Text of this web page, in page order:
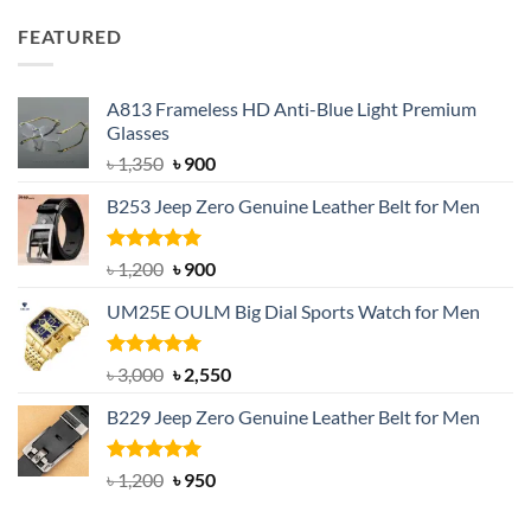
FEATURED
A813 Frameless HD Anti-Blue Light Premium
Glasses
৳1,350 Original
was:
৳ 1,350.
৳900Current
is:
B253 Jeep Zero Genuine Leather Belt for Men
Rated5.00
out of 5
৳1,200 Original
was:
৳ 1,200.
৳900Current
is:
UM25E OULM Big Dial Sports Watch for Men
Rated5.00
out of 5
৳3,000 Original
was:
৳ 3,000.
৳2,550Current
is:
B229 Jeep Zero Genuine Leather Belt for Men
Rated4.92
out of 5
৳1,200 Original
৳950Current